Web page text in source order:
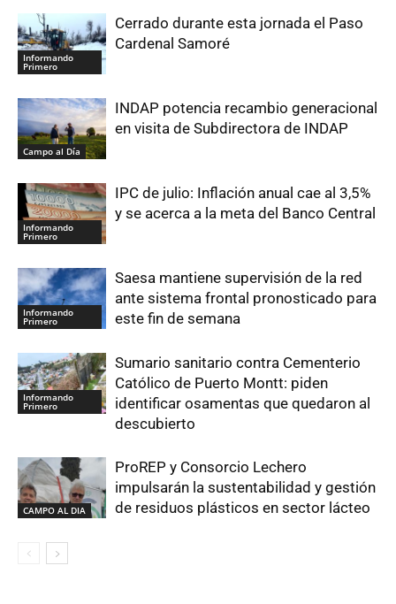
Informando
Primero
Cerrado durante esta jornada el Paso
Cardenal Samoré
Campo al Día
INDAP potencia recambio generacional
en visita de Subdirectora de INDAP
Informando
Primero
IPC de julio: Inflación anual cae al 3,5%
y se acerca a la meta del Banco Central
Informando
Primero
Saesa mantiene supervisión de la red
ante sistema frontal pronosticado para
este fin de semana
Informando
Primero
Sumario sanitario contra Cementerio
Católico de Puerto Montt: piden
identificar osamentas que quedaron al
descubierto
CAMPO AL DIA
ProREP y Consorcio Lechero
impulsarán la sustentabilidad y gestión
de residuos plásticos en sector lácteo